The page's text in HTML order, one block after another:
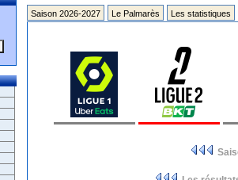
Saison 2026-2027 Le Palmarès Les statistiques